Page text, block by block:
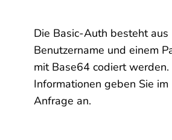
Die Basic-Auth besteht aus
Benutzername und einem
mit Base64 codiert werden.
Informationen geben Sie
Anfrage an.